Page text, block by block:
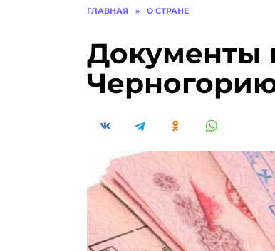
ГЛАВНАЯ » О СТРАНЕ
Документы